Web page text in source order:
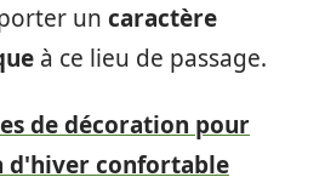
un caractère
à ce lieu de passage.
de décoration pour
d'hiver confortable